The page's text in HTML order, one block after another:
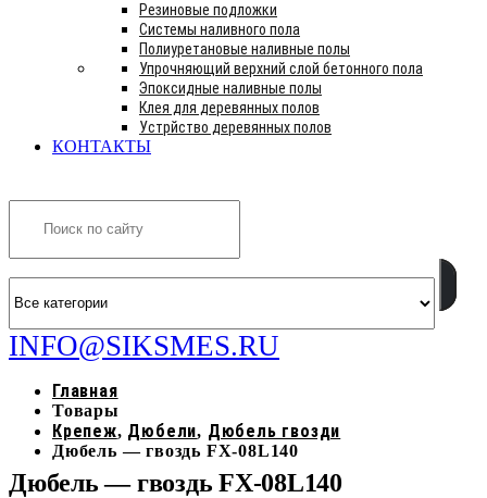
Резиновые подложки
Системы наливного пола
Полиуретановые наливные полы
Упрочняющий верхний слой бетонного пола
Эпоксидные наливные полы
Клея для деревянных полов
Устрйство деревянных полов
КОНТАКТЫ
INFO@SIKSMES.RU
Главная
Товары
Крепеж, Дюбели, Дюбель гвозди
Дюбель — гвоздь FX-08L140
Дюбель — гвоздь FX-08L140